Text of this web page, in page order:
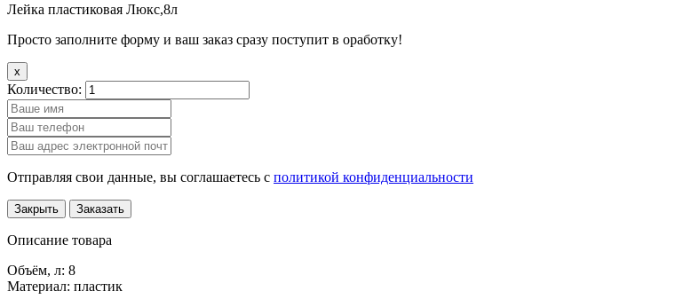
Лейка пластиковая Люкс,8л
Просто заполните форму и ваш заказ сразу поступит в оработку!
x
Количество:
Отправляя свои данные, вы соглашаетесь с политикой конфиденциальности
Закрыть Заказать
Описание товара
Объём, л: 8
Материал: пластик